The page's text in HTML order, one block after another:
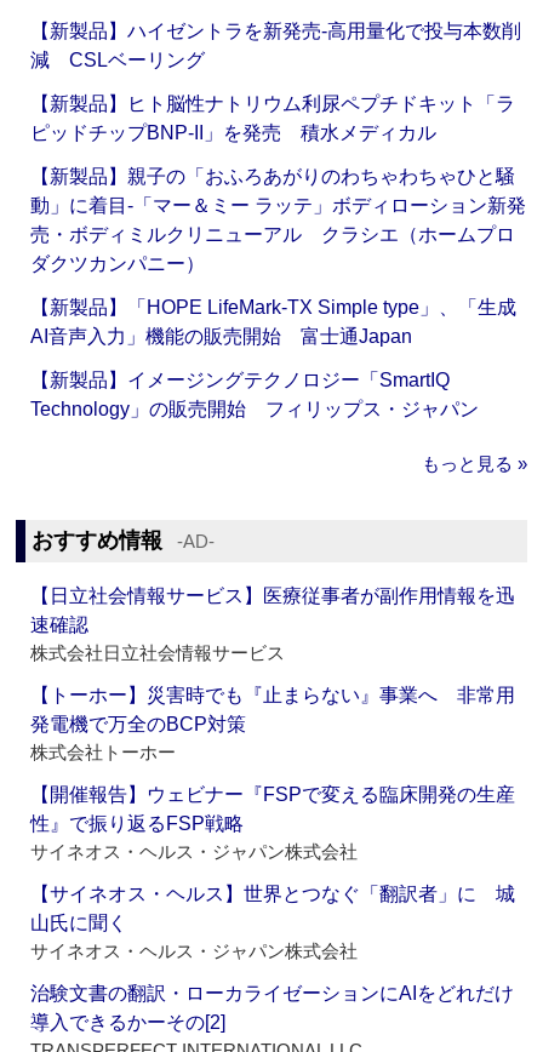
【新製品】ハイゼントラを新発売‐高用量化で投与本数削
減 CSLベーリング
【新製品】ヒト脳性ナトリウム利尿ペプチドキット「ラ
ピッドチップBNP-II」を発売 積水メディカル
【新製品】親子の「おふろあがりのわちゃわちゃひと騒
動」に着目‐「マー＆ミー ラッテ」ボディローション新発
売・ボディミルクリニューアル クラシエ（ホームプロ
ダクツカンパニー）
【新製品】「HOPE LifeMark-TX Simple type」、「生成
AI音声入力」機能の販売開始 富士通Japan
【新製品】イメージングテクノロジー「SmartIQ
Technology」の販売開始 フィリップス・ジャパン
もっと見る »
おすすめ情報 ‐AD‐
【日立社会情報サービス】医療従事者が副作用情報を迅
速確認
株式会社日立社会情報サービス
【トーホー】災害時でも『止まらない』事業へ 非常用
発電機で万全のBCP対策
株式会社トーホー
【開催報告】ウェビナー『FSPで変える臨床開発の生産
性』で振り返るFSP戦略
サイネオス・ヘルス・ジャパン株式会社
【サイネオス・ヘルス】世界とつなぐ「翻訳者」に 城
山氏に聞く
サイネオス・ヘルス・ジャパン株式会社
治験文書の翻訳・ローカライゼーションにAIをどれだけ
導入できるかーその[2]